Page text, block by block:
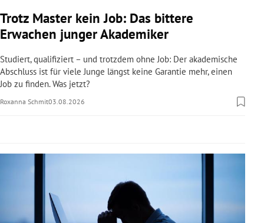
Untermenü
Untermenü
Untermenü
Trotz Master kein Job: Das bittere
Erwachen junger Akademiker
Studiert, qualifiziert – und trotzdem ohne Job: Der akademische
Abschluss ist für viele Junge längst keine Garantie mehr, einen
Job zu finden. Was jetzt?
Roxanna Schmit03.08.2026